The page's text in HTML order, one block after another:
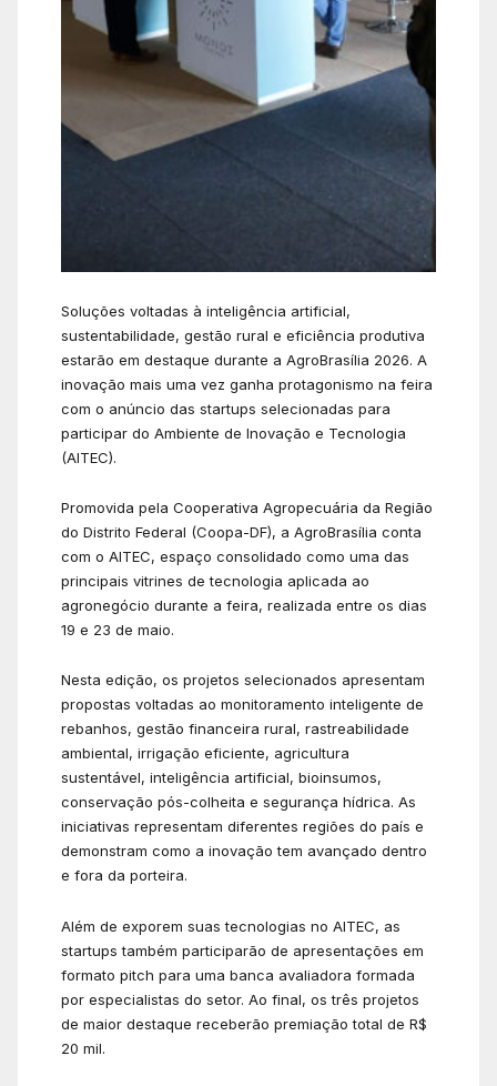
Soluções voltadas à inteligência artificial,
sustentabilidade, gestão rural e eficiência produtiva
estarão em destaque durante a AgroBrasília 2026. A
inovação mais uma vez ganha protagonismo na feira
com o anúncio das startups selecionadas para
participar do Ambiente de Inovação e Tecnologia
(AITEC).
Promovida pela Cooperativa Agropecuária da Região
do Distrito Federal (Coopa-DF), a AgroBrasília conta
com o AITEC, espaço consolidado como uma das
principais vitrines de tecnologia aplicada ao
agronegócio durante a feira, realizada entre os dias
19 e 23 de maio.
Nesta edição, os projetos selecionados apresentam
propostas voltadas ao monitoramento inteligente de
rebanhos, gestão financeira rural, rastreabilidade
ambiental, irrigação eficiente, agricultura
sustentável, inteligência artificial, bioinsumos,
conservação pós-colheita e segurança hídrica. As
iniciativas representam diferentes regiões do país e
demonstram como a inovação tem avançado dentro
e fora da porteira.
Além de exporem suas tecnologias no AITEC, as
startups também participarão de apresentações em
formato pitch para uma banca avaliadora formada
por especialistas do setor. Ao final, os três projetos
de maior destaque receberão premiação total de R$
20 mil.